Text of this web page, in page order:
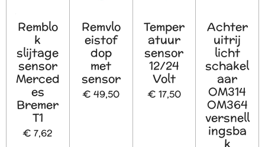
Remblo
k
slijtage
sensor
Merced
es
Bremer
T1
€ 7,62
Remvlo
eistof
dop
met
sensor
€ 49,50
Temper
atuur
sensor
12/24
Volt
€ 17,50
Achter
uitrij
licht
schakel
aar
OM314
OM364
versnell
ingsba
k